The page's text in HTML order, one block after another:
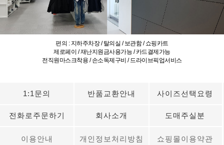
편의 : 지하주차장 / 탈의실 / 보관함 / 쇼핑카트
제로페이 / 재난지원금사용가능 / 카드결제가능
전직원마스크착용 / 손소독제구비 / 드라이브픽업서비스
1:1문의 반품교환안내 사이즈선택요령
전화로주문하기 회사소개 도매주실분
이용안내 개인정보처리방침 쇼핑몰이용약관